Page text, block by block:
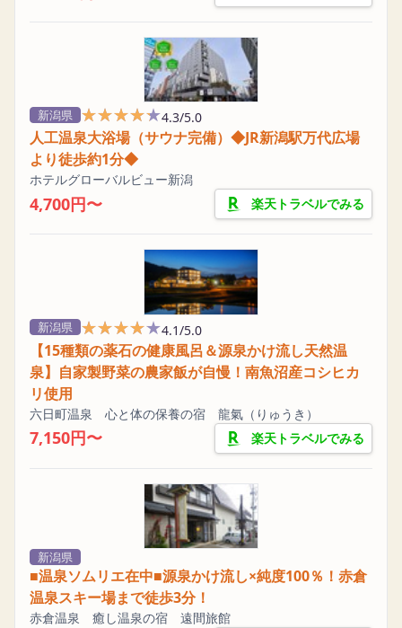
新潟県 ★★★★★
★★★★★4.3/5.0
人工温泉大浴場（サウナ完備）◆JR新潟駅万代広場
より徒歩約1分◆
ホテルグローバルビュー新潟
4,700円〜 楽天トラベルでみる
新潟県 ★★★★★
★★★★★4.1/5.0
【15種類の薬石の健康風呂＆源泉かけ流し天然温
泉】自家製野菜の農家飯が自慢！南魚沼産コシヒカ
リ使用
六日町温泉 心と体の保養の宿 龍氣（りゅうき）
7,150円〜 楽天トラベルでみる
新潟県
■温泉ソムリエ在中■源泉かけ流し×純度100％！赤倉
温泉スキー場まで徒歩3分！
赤倉温泉 癒し温泉の宿 遠間旅館